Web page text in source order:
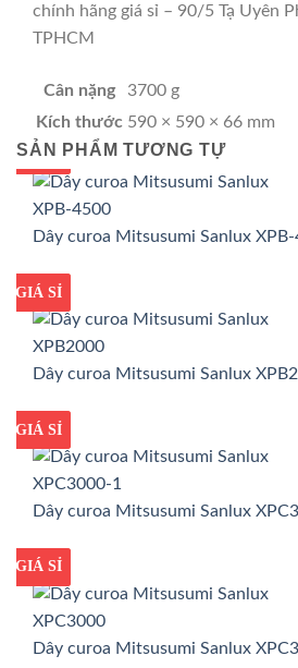
chính hãng giá sỉ – 90/5 Tạ Uyên
TPHCM
Cân nặng
3700 g
Kích thước 590 × 590 × 66 mm
SẢN PHẨM TƯƠNG TỰ
GIÁ TỐT
GIÁ SỈ
Dây curoa Mitsusumi Sanlux
GIÁ TỐT
GIÁ SỈ
Dây curoa Mitsusumi Sanlux
GIÁ TỐT
GIÁ SỈ
Dây curoa Mitsusumi Sanlux
GIÁ TỐT
GIÁ SỈ
Dây curoa Mitsusumi Sanlux